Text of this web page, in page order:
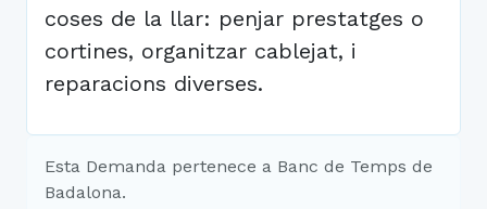
coses de la llar: penjar prestatges o
cortines, organitzar cablejat, i
reparacions diverses.
Esta Demanda pertenece a Banc de Temps de
Badalona.